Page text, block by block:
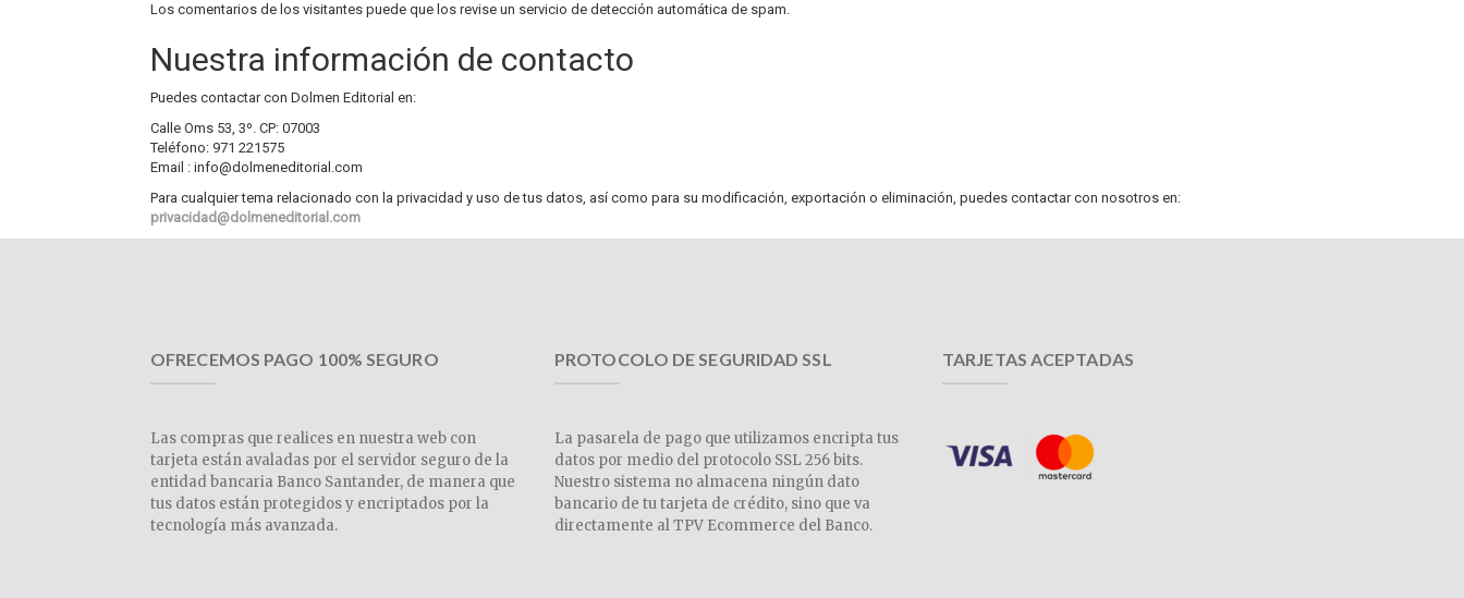
Los comentarios de los visitantes puede que los revise un servicio de detección automática de spam.
Nuestra información de contacto
Puedes contactar con Dolmen Editorial en:
Calle Oms 53, 3º. CP: 07003
Teléfono: 971 221575
Email : info@dolmeneditorial.com
Para cualquier tema relacionado con la privacidad y uso de tus datos, así como para su modificación, exportación o eliminación, puedes contactar con nosotros en:
privacidad@dolmeneditorial.com
OFRECEMOS PAGO 100% SEGURO
Las compras que realices en nuestra web con
tarjeta están avaladas por el servidor seguro de la
entidad bancaria Banco Santander, de manera que
tus datos están protegidos y encriptados por la
tecnología más avanzada.
PROTOCOLO DE SEGURIDAD SSL
La pasarela de pago que utilizamos encripta tus
datos por medio del protocolo SSL 256 bits.
Nuestro sistema no almacena ningún dato
bancario de tu tarjeta de crédito, sino que va
directamente al TPV Ecommerce del Banco.
TARJETAS ACEPTADAS